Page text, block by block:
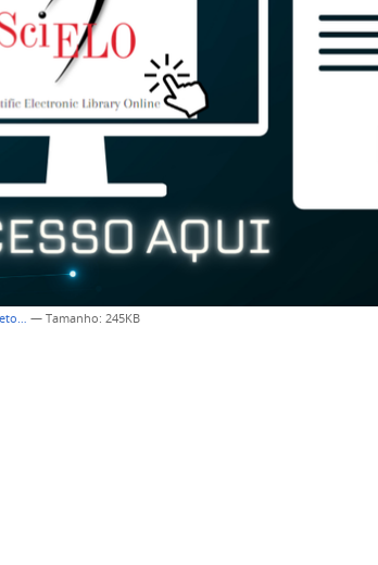
—Tamanho: 245KB